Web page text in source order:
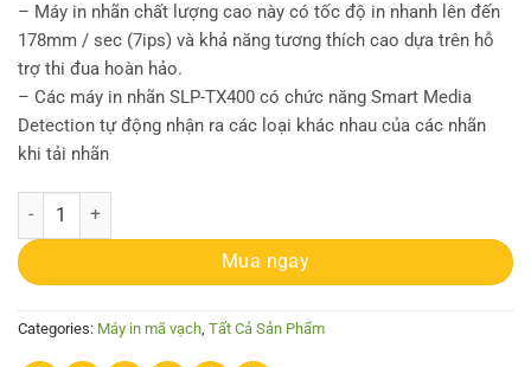
– Máy in nhãn chất lượng cao này có tốc độ in nhanh lên đến
178mm / sec (7ips) và khả năng tương thích cao dựa trên hỗ
trợ thi đua hoàn hảo.
– Các máy in nhãn SLP-TX400 có chức năng Smart Media
Detection tự động nhận ra các loại khác nhau của các nhãn
khi tải nhãn
Máy in mã vạch Bixolon SLP-TX400 quantity
Mua ngay
Categories: Máy in mã vạch Tất Cả Sản Phẩm